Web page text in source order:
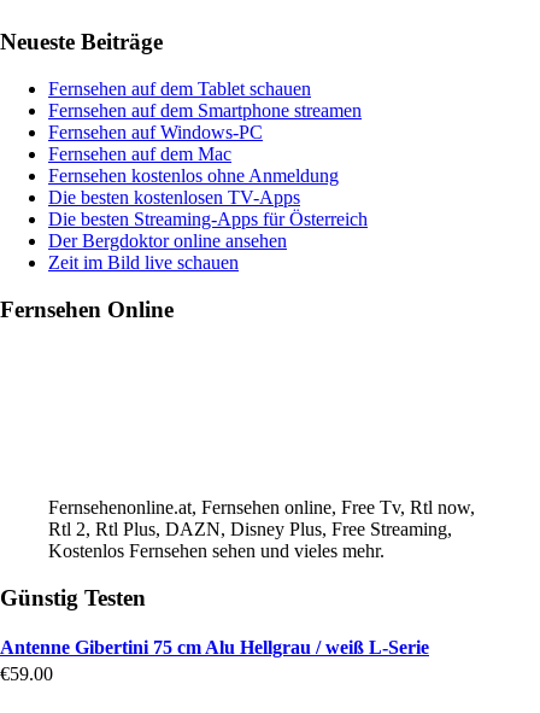
Sidebar
Neueste Beiträge
Fernsehen auf dem Tablet schauen
Fernsehen auf dem Smartphone streamen
Fernsehen auf Windows-PC
Fernsehen auf dem Mac
Fernsehen kostenlos ohne Anmeldung
Die besten kostenlosen TV-Apps
Die besten Streaming-Apps für Österreich
Der Bergdoktor online ansehen
Zeit im Bild live schauen
Fernsehen Online
Fernsehenonline.at, Fernsehen online, Free Tv, Rtl now,
Rtl 2, Rtl Plus, DAZN, Disney Plus, Free Streaming,
Kostenlos Fernsehen sehen und vieles mehr.
Günstig Testen
Antenne Gibertini 75 cm Alu Hellgrau / weiß L-Serie
€59.00